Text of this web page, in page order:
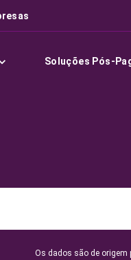
Soluções Pós-
Os dados são de origem